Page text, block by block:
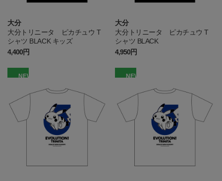
大分
大分トリニータ ピカチュウ T
シャツ BLACK キッズ
4,400円
大分
大分トリニータ ピカチュウ T
シャツ BLACK
4,950円
NEW NEW